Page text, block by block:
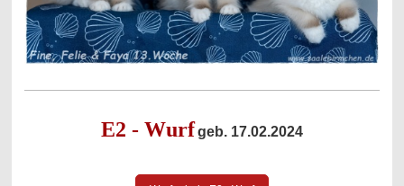
E2 - Wurfgeb. 17.02.2024